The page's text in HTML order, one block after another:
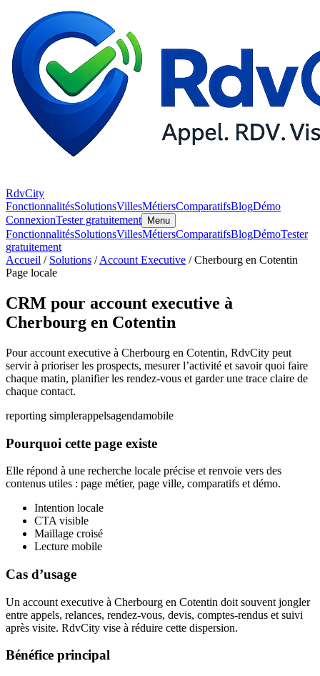
RdvCity
FonctionnalitésSolutionsVillesMétiersComparatifsBlogDémo
ConnexionTester gratuitement Menu
FonctionnalitésSolutionsVillesMétiersComparatifsBlogDémoTester
gratuitement
Accueil / Solutions /Account Executive / Cherbourg en Cotentin
Page locale
CRM pour account executive à
Cherbourg en Cotentin
Pour account executive à Cherbourg en Cotentin, RdvCity peut
servir à prioriser les prospects, mesurer l’activité et savoir quoi faire
chaque matin, planifier les rendez-vous et garder une trace claire de
chaque contact.
reporting simplerappelsagendamobile
Pourquoi cette page existe
Elle répond à une recherche locale précise et renvoie vers des
contenus utiles : page métier, page ville, comparatifs et démo.
Intention locale
CTA visible
Maillage croisé
Lecture mobile
Cas d’usage
Un account executive à Cherbourg en Cotentin doit souvent jongler
entre appels, relances, rendez-vous, devis, comptes-rendus et suivi
après visite. RdvCity vise à réduire cette dispersion.
Bénéfice principal